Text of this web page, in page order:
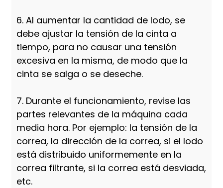
6. Al aumentar la cantidad de lodo, se
debe ajustar la tensión de la cinta a
tiempo, para no causar una tensión
excesiva en la misma, de modo que la
cinta se salga o se deseche.
7. Durante el funcionamiento, revise las
partes relevantes de la máquina cada
media hora. Por ejemplo: la tensión de la
correa, la dirección de la correa, si el lodo
está distribuido uniformemente en la
correa filtrante, si la correa está desviada,
etc.